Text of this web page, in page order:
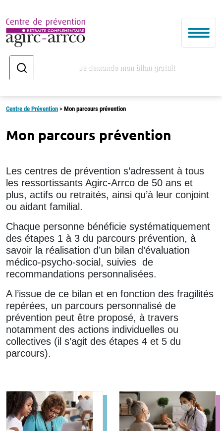
Je demande mon bilan gratuit
Centre de Prévention > Mon parcours prévention
Mon parcours prévention
Les centres de prévention s’adressent à tous
les ressortissants Agirc-Arrco de 50 ans et
plus, actifs ou retraités, ainsi qu’à leur conjoint
ou aidant familial.
Chaque personne bénéficie systématiquement
des étapes 1 à 3 du parcours prévention, à
savoir la réalisation d’un bilan d’évaluation
médico-psycho-social, suivies de
recommandations personnalisées.
A l’issue de ce bilan et en fonction des fragilités
repérées, un parcours personnalisé de
prévention peut être proposé, à travers
notamment des actions individuelles ou
collectives (il s’agit des étapes 4 et 5 du
parcours).